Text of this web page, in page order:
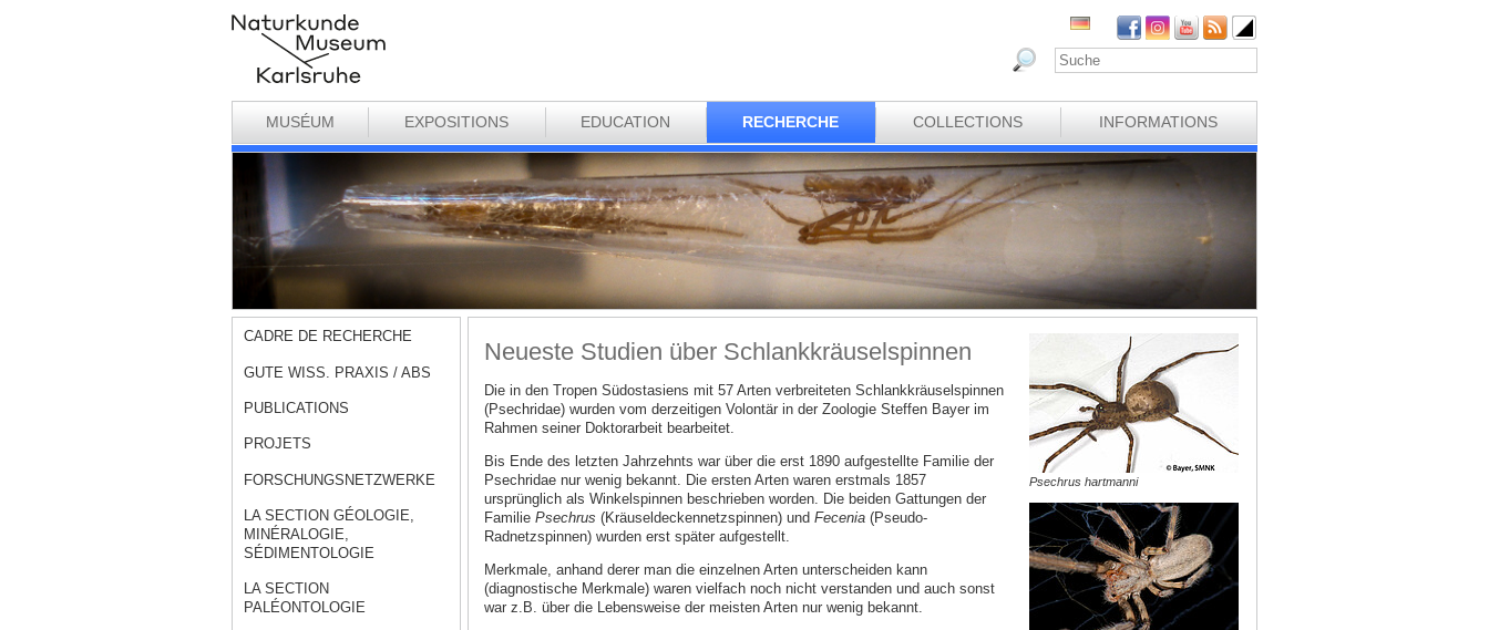
MUSÉUM EXPOSITIONS EDUCATION RECHERCHE COLLECTIONS INFORMATIONS
CADRE DE RECHERCHE
GUTE WISS. PRAXIS / ABS
PUBLICATIONS
PROJETS
FORSCHUNGSNETZWERKE
LA SECTION GÉOLOGIE,
MINÉRALOGIE,
SÉDIMENTOLOGIE
LA SECTION
PALÉONTOLOGIE
Neueste Studien über Schlankkräuselspinnen
Die in den Tropen Südostasiens mit 57 Arten verbreiteten Schlankkräuselspinnen
(Psechridae) wurden vom derzeitigen Volontär in der Zoologie Steffen Bayer im
Rahmen seiner Doktorarbeit bearbeitet.
Bis Ende des letzten Jahrzehnts war über die erst 1890 aufgestellte Familie der
Psechridae nur wenig bekannt. Die ersten Arten waren erstmals 1857
ursprünglich als Winkelspinnen beschrieben worden. Die beiden Gattungen der
Familie Psechrus (Kräuseldeckennetzspinnen) und Fecenia(Pseudo-
Radnetzspinnen) wurden erst später aufgestellt.
Merkmale, anhand derer man die einzelnen Arten unterscheiden kann
(diagnostische Merkmale) waren vielfach noch nicht verstanden und auch sonst
war z.B. über die Lebensweise der meisten Arten nur wenig bekannt.
Psechrus hartmanni